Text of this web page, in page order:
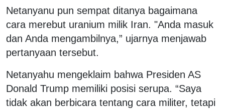
Netanyanu pun sempat ditanya bagaimana
cara merebut uranium milik Iran. "Anda masuk
dan Anda mengambilnya,” ujarnya menjawab
pertanyaan tersebut.
Netanyahu mengeklaim bahwa Presiden AS
Donald Trump memiliki posisi serupa. “Saya
tidak akan berbicara tentang cara militer, tetapi